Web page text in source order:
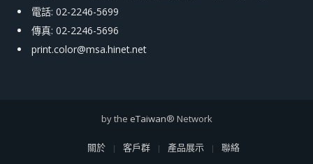
電話: 02-2246-5699
傳真: 02-2246-5696
print.color@msa.hinet.net
by the eTaiwan® Network
關於 客戶群 產品展示 聯絡